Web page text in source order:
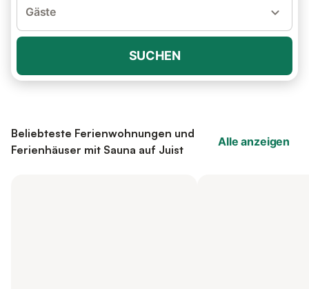
Gäste
SUCHEN
Beliebteste Ferienwohnungen und
Ferienhäuser mit Sauna auf Juist
Alle anzeigen